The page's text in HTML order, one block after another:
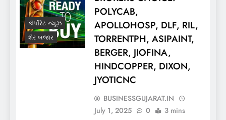
કોર્પોરેટ ન્યૂઝ
શેર બજાર
POLYCAB,
APOLLOHOSP, DLF, RIL,
TORRENTPH, ASIPAINT,
BERGER, JIOFINA,
HINDCOPPER, DIXON,
JYOTICNC
BUSINESSGUJARAT.IN
July 1, 2025
0 3 mins